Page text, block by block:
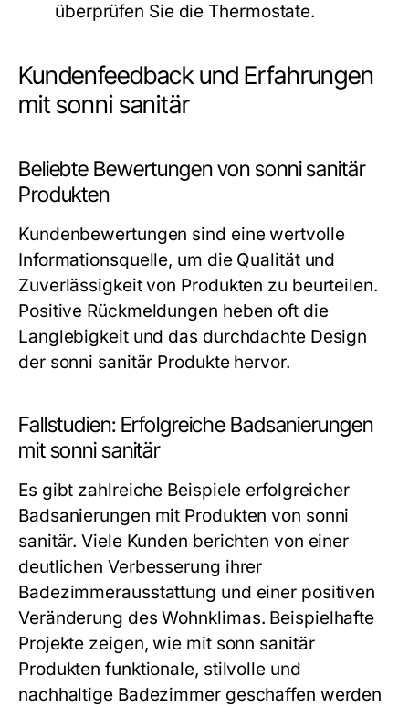
überprüfen Sie die Thermostate.
Kundenfeedback und Erfahrungen
mit sonni sanitär
Beliebte Bewertungen von sonni sanitär
Produkten
Kundenbewertungen sind eine wertvolle
Informationsquelle, um die Qualität und
Zuverlässigkeit von Produkten zu beurteilen.
Positive Rückmeldungen heben oft die
Langlebigkeit und das durchdachte Design
der sonni sanitär Produkte hervor.
Fallstudien: Erfolgreiche Badsanierungen
mit sonni sanitär
Es gibt zahlreiche Beispiele erfolgreicher
Badsanierungen mit Produkten von sonni
sanitär. Viele Kunden berichten von einer
deutlichen Verbesserung ihrer
Badezimmerausstattung und einer positiven
Veränderung des Wohnklimas. Beispielhafte
Projekte zeigen, wie mit sonn sanitär
Produkten funktionale, stilvolle und
nachhaltige Badezimmer geschaffen werden